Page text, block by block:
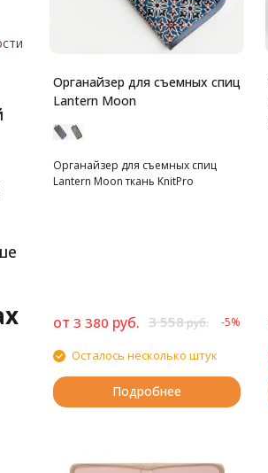
Органайзер для съемных спиц
Lantern Moon
Органайзер для съемных спиц
Lantern Moon ткань KnitPro
от 3 380 руб. 3 558руб. -5%
Осталось несколько штук
Подробнее